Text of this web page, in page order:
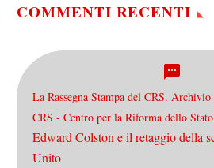
COMMENTI RECENTI
La Rassegna Stampa del CRS.
CRS - Centro per la Riforma dello Stato
Edward Colston e il retaggio della
Unito